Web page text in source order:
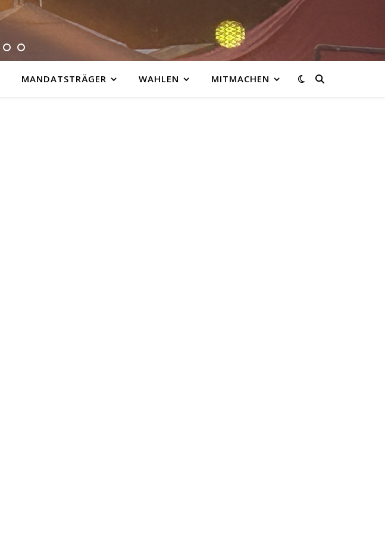
MANDATSTRÄGER WAHLEN MITMACHEN